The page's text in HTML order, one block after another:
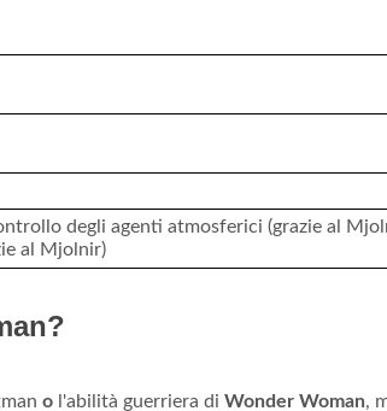
degli agenti atmosferici (grazie al
al Mjolnir)
o l'abilità guerriera di Wonder Woman,